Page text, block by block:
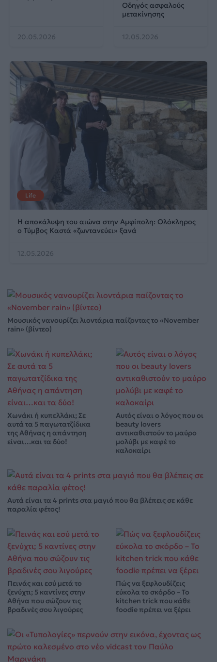
20.05.2026
Οδηγός ασφαλούς
μετακίνησης
12.05.2026
Life
Η αποκάλυψη του αιώνα στην Αμφίπολη: Ολόκληρος
ο Τύμβος Καστά «ζωντανεύει» ξανά
12.05.2026
Μουσικός νανουρίζει λιοντάρια παίζοντας το «November
rain» (βίντεο)
Χωνάκι ή κυπελλάκι; Σε
αυτά τα 5 παγωτατζίδικα
της Αθήνας η απάντηση
είναι…και τα δύο!
Αυτός είναι ο λόγος που οι
beauty lovers
αντικαθιστούν το μαύρο
μολύβι με καφέ το
καλοκαίρι
Αυτά είναι τα 4 prints στα μαγιό που θα βλέπεις σε κάθε
παραλία φέτος!
Πεινάς και εσύ μετά το
ξενύχτι; 5 καντίνες στην
Αθήνα που σώζουν τις
βραδινές σου λιγούρες
Πώς να ξεφλουδίζεις
εύκολα το σκόρδο – Το
kitchen trick που κάθε
foodie πρέπει να ξέρει